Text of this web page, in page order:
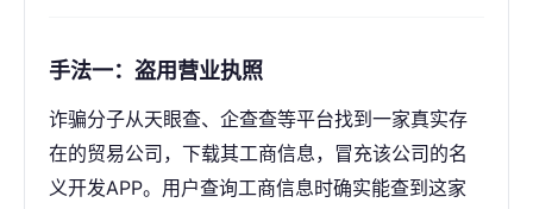
手法一：盗用营业执照
诈骗分子从天眼查、企查查等平台找到一家真实存
在的贸易公司，下载其工商信息，冒充该公司的名
义开发APP。用户查询工商信息时确实能查到这家